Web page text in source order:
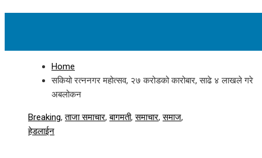
Home
सकियो रत्ननगर महोत्सव, २७ करोडको कारोबार, साढे ४ लाखले गरे
अबलोकन
Breaking,ताजा समाचार,बागमती,समाचार,समाज,
हेडलाईन